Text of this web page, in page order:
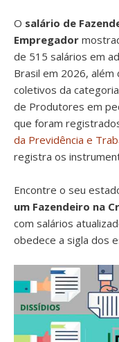
O salário de
Empregador
de 515 salários em
Brasil em 2026,
coletivos da
de Produtores em
que foram
da Previdência e
registra os
Encontre o seu
um Fazendeiro na
com salários
obedece a sigla dos